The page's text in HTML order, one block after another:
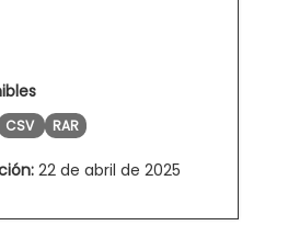
CSV RAR
22 de abril de 2025